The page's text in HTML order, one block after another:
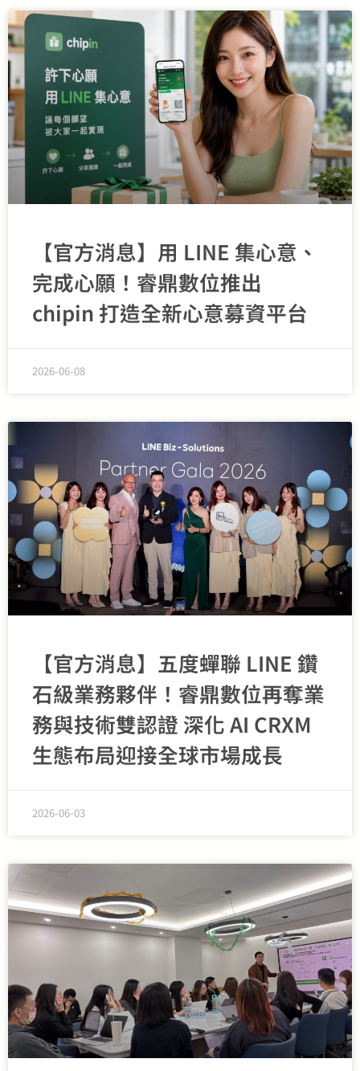
【官方消息】用 LINE 集心意、
完成心願！睿鼎數位推出
chipin 打造全新心意募資平台
2026-06-08
【官方消息】五度蟬聯 LINE 鑽
石級業務夥伴！睿鼎數位再奪業
務與技術雙認證 深化 AI CRXM
生態布局迎接全球市場成長
2026-06-03